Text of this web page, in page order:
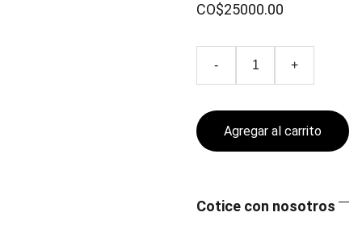
CO$25000.00
- +
Agregar al carrito
Cotice con nosotros